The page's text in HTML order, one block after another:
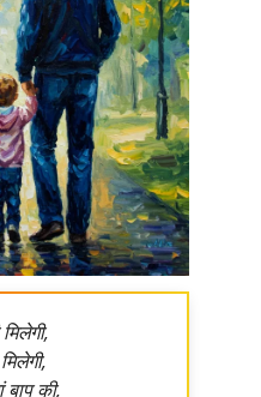
बाप की,